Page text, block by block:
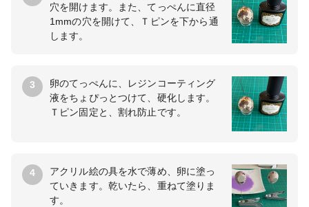
穴を開けます。また、てっぺんに直径
1mmの穴を開けて、Ｔピンを下から通
します。
3
卵のてっぺんに、レジンコーティング
液をちょぴっとつけて、硬化します。
Ｔピン固定と、割れ防止です。
4
アクリル絵の具を水で薄め、卵に塗っ
ていきます。乾いたら、重ねて塗りま
す。